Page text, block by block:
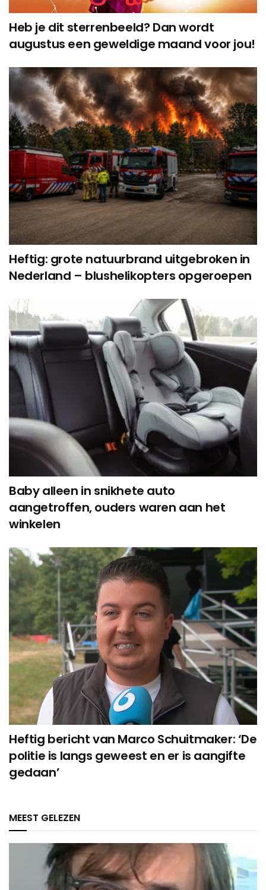
Heb je dit sterrenbeeld? Dan wordt
augustus een geweldige maand voor jou!
Heftig: grote natuurbrand uitgebroken in
Nederland – blushelikopters opgeroepen
Baby alleen in snikhete auto
aangetroffen, ouders waren aan het
winkelen
Heftig bericht van Marco Schuitmaker: ‘De
politie is langs geweest en er is aangifte
gedaan’
MEEST GELEZEN